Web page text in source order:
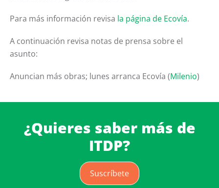
Para más información revisa la página de Ecovía.
A continuación revisa notas de prensa sobre el
asunto:
Anuncian más obras; lunes arranca Ecovía (Milenio)
¿Quieres saber más de
ITDP?
Suscríbete